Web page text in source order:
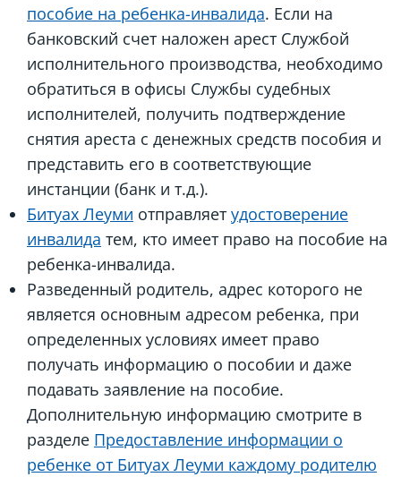
пособие на ребенка-инвалида. Если на
банковский счет наложен арест Службой
исполнительного производства, необходимо
обратиться в офисы Службы судебных
исполнителей, получить подтверждение
снятия ареста с денежных средств пособия и
представить его в соответствующие
инстанции (банк и т.д.).
Битуах Леуми отправляетудостоверение
инвалида тем, кто имеет право на пособие на
ребенка-инвалида.
Разведенный родитель, адрес которого не
является основным адресом ребенка, при
определенных условиях имеет право
получать информацию о пособии и даже
подавать заявление на пособие.
Дополнительную информацию смотрите в
разделе Предоставление информации о
ребенке от Битуах Леуми каждому родителю